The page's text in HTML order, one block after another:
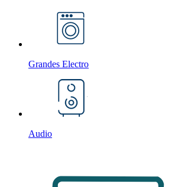
Grandes Electro
Audio